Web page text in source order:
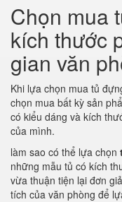
Chọn mua
kích thước
gian văn
Khi lựa chọn mua tủ
chọn mua bất kỳ sản
có kiểu dáng và kích
của mình.
làm sao có thể lựa chọn
những mẫu tủ có kích
vừa thuận tiện lại đơn
tích của văn phòng để